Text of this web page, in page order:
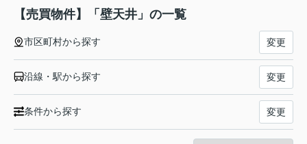
【売買物件】「壁天井」の一覧
市区町村から探す 変更
沿線・駅から探す 変更
条件から探す 変更